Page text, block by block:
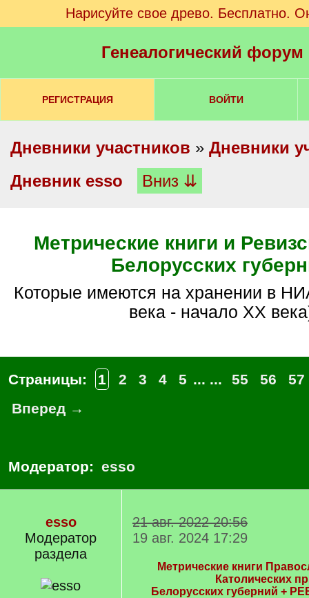
Нарисуйте свое древо. Бесплатно.
Генеалогический
РЕГИСТРАЦИЯ ВОЙТИ
Дневники участников » Дневники
Дневник esso
Вниз ⇊
Метрические книги и
Белорусских
Которые имеются на хранении в НИАБ (конец XVIII
века - начало XX
Страницы: 1 2 3 4 5 ... ... 55 56
57
Вперед →
Модератор: esso
esso
Модератор
раздела
21 авг. 2022 20:56
19 авг. 2024 17:29
Метрические книги
Католических
Белорусских губерний +